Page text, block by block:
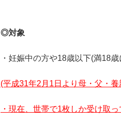
◎対象
・妊娠中の方や18歳以下(満18
(平成31年2月1日より母・父・
・現在、世帯で1枚しか受け取